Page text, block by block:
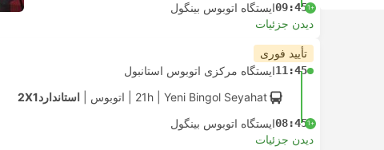
+1
09:45ایستگاه اتوبوس بینگول
دیدن جزئیات
تأیید فوری
11:45ایستگاه مرکزی اتوبوس استانبول
21h | Yeni Bingol Seyahat اتوبوس استاندارد2X1
+1
08:45ایستگاه اتوبوس بینگول
دیدن جزئیات